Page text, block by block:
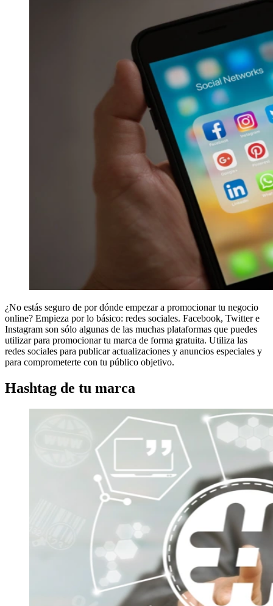
¿No estás seguro de por dónde empezar a promocionar tu negocio
online? Empieza por lo básico: redes sociales. Facebook, Twitter e
Instagram son sólo algunas de las muchas plataformas que puedes
utilizar para promocionar tu marca de forma gratuita. Utiliza las
redes sociales para publicar actualizaciones y anuncios especiales y
para comprometerte con tu público objetivo.
Hashtag de tu marca